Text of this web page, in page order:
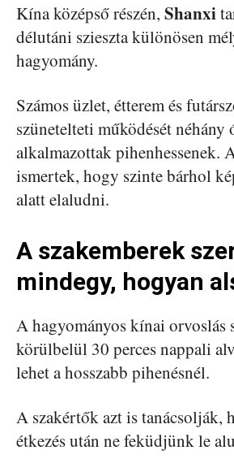
Kína középső részén, Shanxi
délutáni szieszta különösen
hagyomány.
Számos üzlet, étterem és
szünetelteti működését néhány
alkalmazottak pihenhessenek.
ismertek, hogy szinte bárhol
alatt elaludni.
A szakemberek
mindegy, hogyan
A hagyományos kínai orvoslás
körülbelül 30 perces nappali
lehet a hosszabb pihenésnél.
A szakértők azt is tanácsolják,
étkezés után ne feküdjünk le